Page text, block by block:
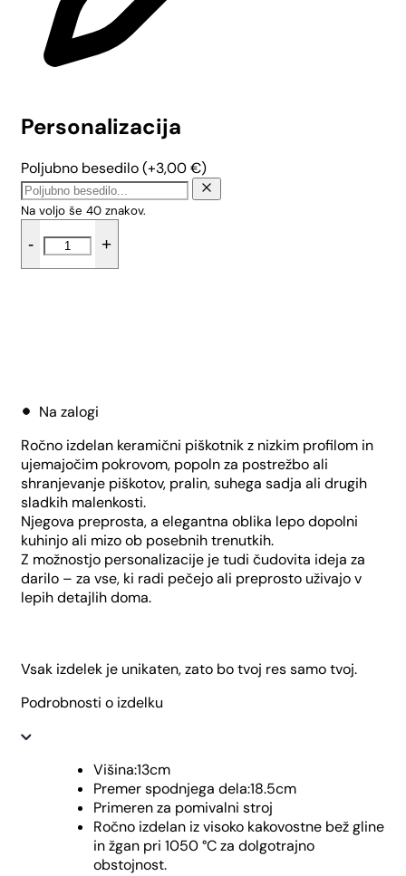
Personalizacija
Poljubno besedilo(+3,00€)
Na voljo še 40 znakov.
-
piškotnik
-
+
Na zalogi
Ročno izdelan keramični piškotnik z nizkim profilom in
ujemajočim pokrovom, popoln za postrežbo ali
shranjevanje piškotov, pralin, suhega sadja ali drugih
sladkih malenkosti.
Njegova preprosta, a elegantna oblika lepo dopolni
kuhinjo ali mizo ob posebnih trenutkih.
Z možnostjo personalizacije je tudi čudovita ideja za
darilo – za vse, ki radi pečejo ali preprosto uživajo v
lepih detajlih doma.
Vsak izdelek je unikaten, zato bo tvoj res samo tvoj.
Podrobnosti o izdelku
Višina:13cm
Premer spodnjega dela:18.5cm
Primeren za pomivalni stroj
Ročno izdelan iz visoko kakovostne bež gline
in žgan pri 1050 °C za dolgotrajno
obstojnost.